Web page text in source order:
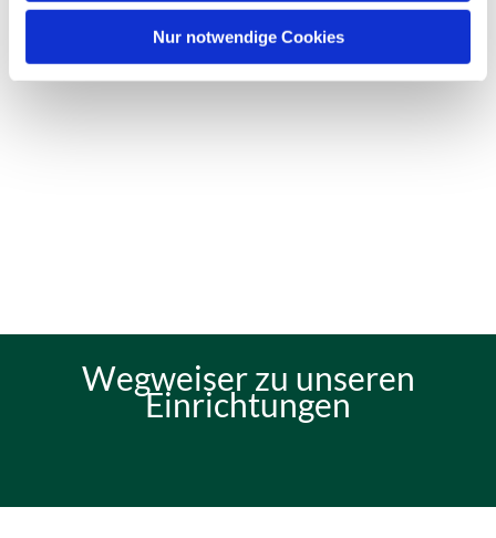
Nur notwendige Cookies
Wegweiser zu unseren
Einrichtungen